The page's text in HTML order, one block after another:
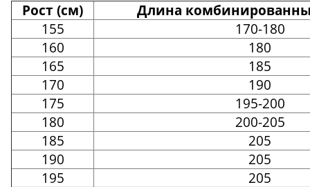
Рост (см)
Длина
155
170-180
160
180
165
185
170
190
175
195-200
180
200-205
185
205
190
205
195
205